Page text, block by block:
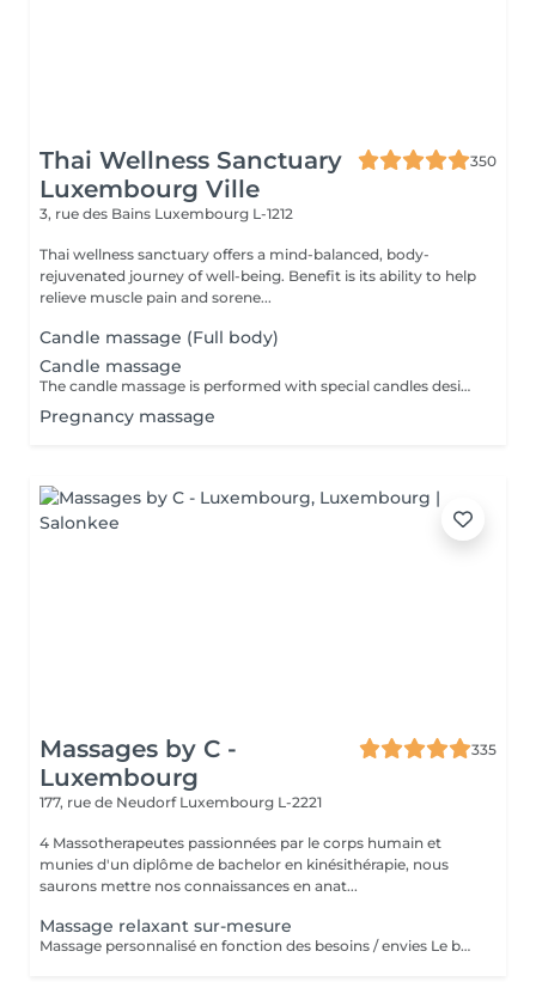
Thai Wellness Sanctuary
Luxembourg Ville
350
3, rue des Bains Luxembourg L-1212
Thai wellness sanctuary offers a mind-balanced, body-
rejuvenated journey of well-being. Benefit is its ability to help
relieve muscle pain and sorene...
Candle massage (Full body)
Candle massage
The candle massage is performed with special candles designed to be only for massage This massage is perfect for relaxing your back muscles and your skin warming up your body to be deep relaxing by the senses of the smell
Pregnancy massage
Massages by C -
Luxembourg
335
177, rue de Neudorf Luxembourg L-2221
4 Massotherapeutes passionnées par le corps humain et
munies d'un diplôme de bachelor en kinésithérapie, nous
saurons mettre nos connaissances en anat...
Massage relaxant sur-mesure
Massage personnalisé en fonction des besoins / envies Le but de ce massage sera la détente et la relaxation, le rythme sera plutôt lent et la pression modérée